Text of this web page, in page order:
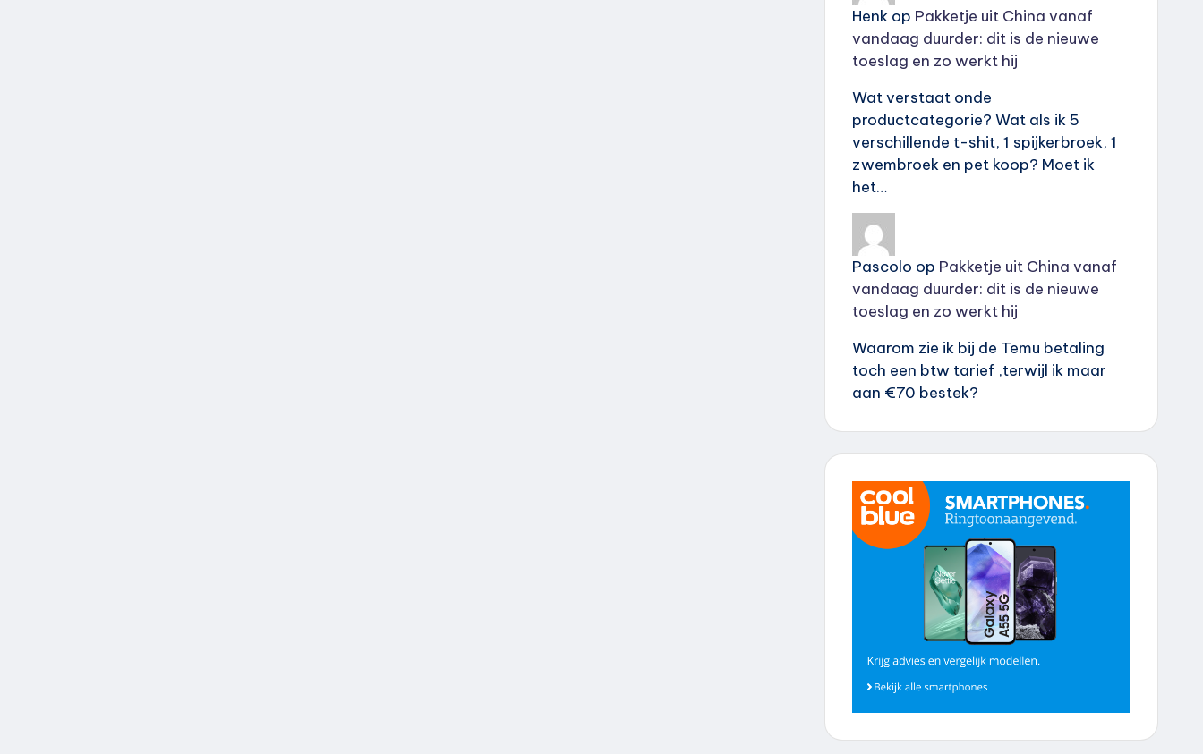
Henkop Pakketje uit China vanaf
vandaag duurder: dit is de nieuwe
toeslag en zo werkt hij
Wat verstaat onde
productcategorie? Wat als ik 5
verschillende t-shit, 1 spijkerbroek, 1
zwembroek en pet koop? Moet ik
het…
Pascolo op Pakketje uit China vanaf
vandaag duurder: dit is de nieuwe
toeslag en zo werkt hij
Waarom zie ik bij de Temu betaling
toch een btw tarief ,terwijl ik maar
aan €70 bestek?